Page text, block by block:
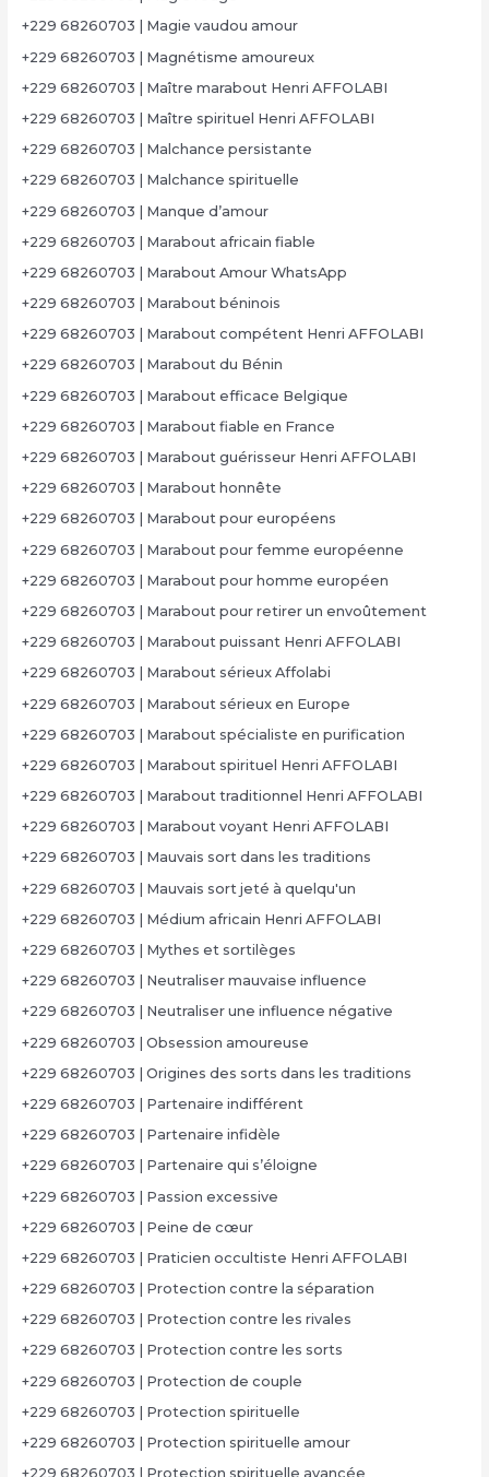
+229 68260703 | Magie vaudou amour
+229 68260703 | Magnétisme amoureux
+229 68260703 | Maître marabout Henri AFFOLABI
+229 68260703 | Maître spirituel Henri AFFOLABI
+229 68260703 | Malchance persistante
+229 68260703 | Malchance spirituelle
+229 68260703 | Manque d’amour
+229 68260703 | Marabout africain fiable
+229 68260703 | Marabout Amour WhatsApp
+229 68260703 | Marabout béninois
+229 68260703 | Marabout compétent Henri AFFOLABI
+229 68260703 | Marabout du Bénin
+229 68260703 | Marabout efficace Belgique
+229 68260703 | Marabout fiable en France
+229 68260703 | Marabout guérisseur Henri AFFOLABI
+229 68260703 | Marabout honnête
+229 68260703 | Marabout pour européens
+229 68260703 | Marabout pour femme européenne
+229 68260703 | Marabout pour homme européen
+229 68260703 | Marabout pour retirer un envoûtement
+229 68260703 | Marabout puissant Henri AFFOLABI
+229 68260703 | Marabout sérieux Affolabi
+229 68260703 | Marabout sérieux en Europe
+229 68260703 | Marabout spécialiste en purification
+229 68260703 | Marabout spirituel Henri AFFOLABI
+229 68260703 | Marabout traditionnel Henri AFFOLABI
+229 68260703 | Marabout voyant Henri AFFOLABI
+229 68260703 | Mauvais sort dans les traditions
+229 68260703 | Mauvais sort jeté à quelqu'un
+229 68260703 | Médium africain Henri AFFOLABI
+229 68260703 | Mythes et sortilèges
+229 68260703 | Neutraliser mauvaise influence
+229 68260703 | Neutraliser une influence négative
+229 68260703 | Obsession amoureuse
+229 68260703 | Origines des sorts dans les traditions
+229 68260703 | Partenaire indifférent
+229 68260703 | Partenaire infidèle
+229 68260703 | Partenaire qui s’éloigne
+229 68260703 | Passion excessive
+229 68260703 | Peine de cœur
+229 68260703 | Praticien occultiste Henri AFFOLABI
+229 68260703 | Protection contre la séparation
+229 68260703 | Protection contre les rivales
+229 68260703 | Protection contre les sorts
+229 68260703 | Protection de couple
+229 68260703 | Protection spirituelle
+229 68260703 | Protection spirituelle amour
+229 68260703 | Protection spirituelle avancée